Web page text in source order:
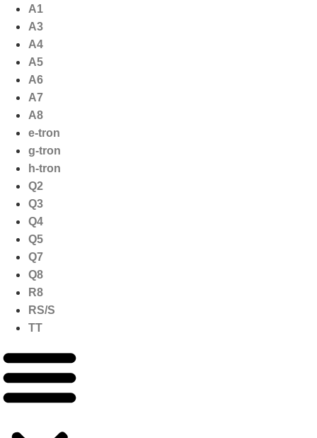
naar
inhoud
A1
A3
A4
A5
A6
A7
A8
e-tron
g-tron
h-tron
Q2
Q3
Q4
Q5
Q7
Q8
R8
RS/S
TT